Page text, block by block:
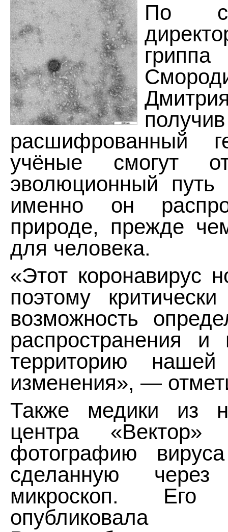
По
получив
расшифрованный
учёные смогут
эволюционный путь
именно он
природе, прежде
для человека.
«Этот коронавирус
поэтому
возможность
распространения и
территорию
изменения», —
Также медики из
центра «Вектор»
фотографию
сделанную через
микроскоп. Его
опубликовала